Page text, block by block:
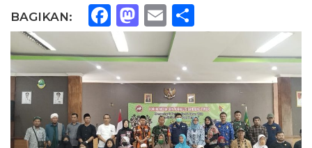
BAGIKAN: Facebook
Mastodon
Email